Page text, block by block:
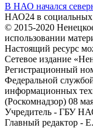
В НАО начался
НАО24 в социальных
© 2015-2020
использовании
Настоящий ресурс
Сетевое издание
Регистрационный
Федеральной
информационных
(Роскомнадзор) 08
Учредитель - ГБУ
Главный редактор -